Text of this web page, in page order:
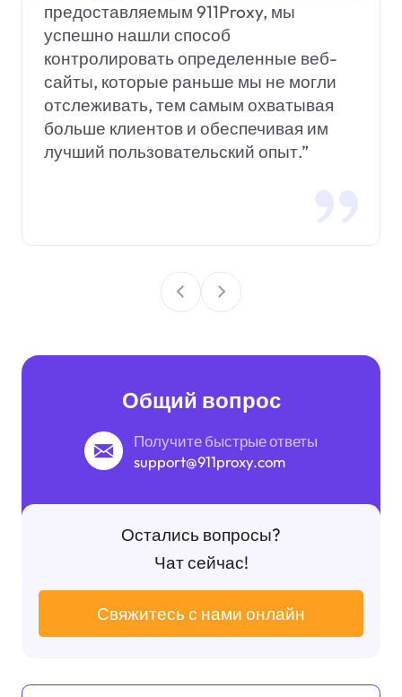
предоставляемым 911Proxy, мы
успешно нашли способ
контролировать определенные веб-
сайты, которые раньше мы не могли
отслеживать, тем самым охватывая
больше клиентов и обеспечивая им
лучший пользовательский опыт.”
Общий вопрос
Получите быстрые ответы
support@911proxy.com
Остались вопросы?
Чат сейчас!
Свяжитесь с нами онлайн